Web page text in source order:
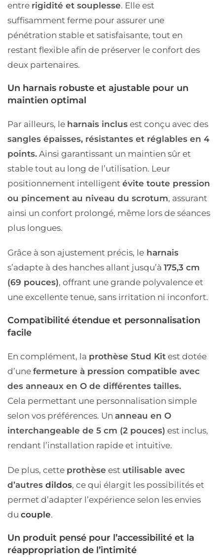
entre rigidité et souplesse. Elle est
suffisamment ferme pour assurer une
pénétration stable et satisfaisante, tout en
restant flexible afin de préserver le confort des
deux partenaires.
Un harnais robuste et ajustable pour un
maintien optimal
Par ailleurs, le harnais inclus est conçu avec des
sangles épaisses, résistantes et réglables en 4
points. Ainsi garantissant un maintien sûr et
stable tout au long de l’utilisation. Leur
positionnement intelligent évite toute pression
ou pincement au niveau du scrotum, assurant
ainsi un confort prolongé, même lors de séances
plus longues.
Grâce à son ajustement précis, le harnais
s’adapte à des hanches allant jusqu’à 175,3 cm
(69 pouces), offrant une grande polyvalence et
une excellente tenue, sans irritation ni inconfort.
Compatibilité étendue et personnalisation
facile
En complément, la prothèse Stud Kit est dotée
d’une fermeture à pression compatible avec
des anneaux en O de différentes tailles.
Cela permettant une personnalisation simple
selon vos préférences. Un anneau en O
interchangeable de 5 cm (2 pouces) est inclus,
rendant l’installation rapide et intuitive.
De plus, cette prothèse est utilisable avec
d’autres dildos, ce qui élargit les possibilités et
permet d’adapter l’expérience selon les envies
du couple.
Un produit pensé pour l’accessibilité et la
réappropriation de l’intimité